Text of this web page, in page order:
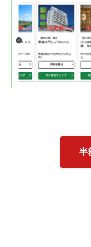
半